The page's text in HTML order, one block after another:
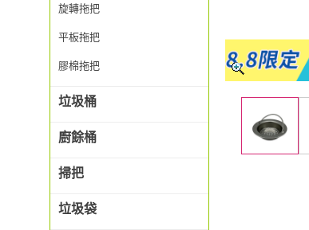
旋轉拖把
平板拖把
膠棉拖把
垃圾桶
廚餘桶
掃把
垃圾袋